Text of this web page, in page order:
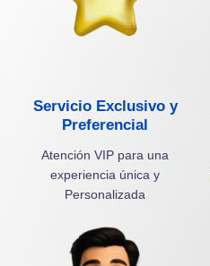
Servicio Exclusivo y
Preferencial
Atención VIP para una
experiencia única y
Personalizada